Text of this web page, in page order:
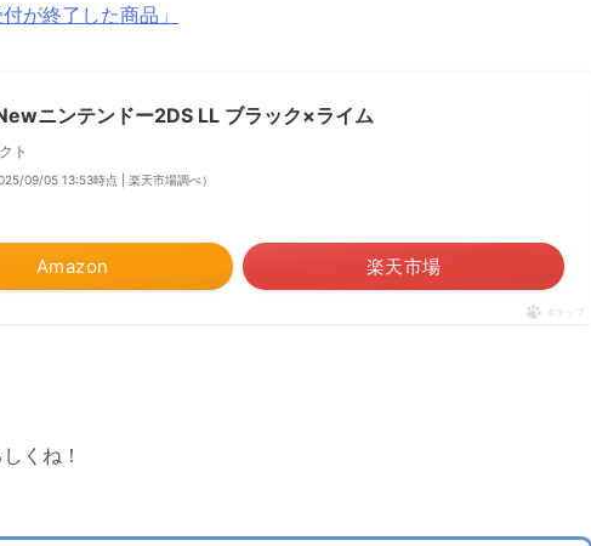
が終了した商品」
ニンテンドー2DS LL ブラック×ライム
ト
09/05 13:53時点 | 楽天市場調べ）
Amazon 楽天市場
ポチップ
くね！